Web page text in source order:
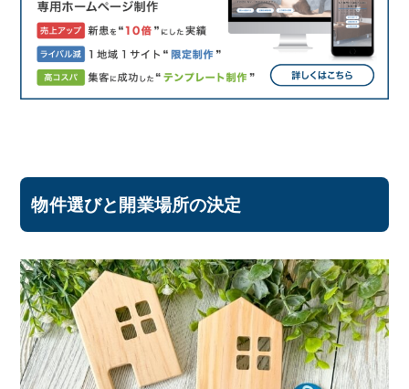
物件選びと開業場所の決定